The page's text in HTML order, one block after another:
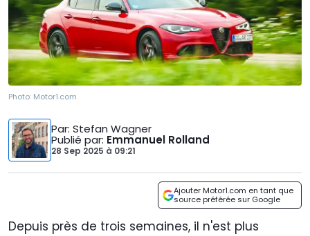
Photo: Motor1.com
Par: Stefan Wagner
Publié par: Emmanuel Rolland
28 Sep 2025 à 09:21
Ajouter Motor1.com en tant que
source préférée sur Google
Depuis près de trois semaines, il n'est plus